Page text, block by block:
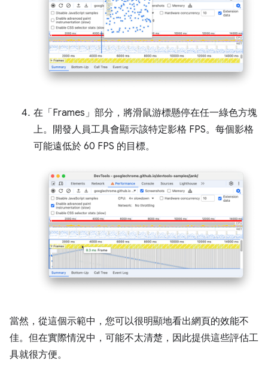
在「Frames」 部分，將滑鼠游標懸停在任一綠色方塊
上。開發人員工具會顯示該特定影格 FPS。每個影格
可能遠低於 60 FPS 的目標。
當然，從這個示範中，您可以很明顯地看出網頁的效能不
佳。但在實際情況中，可能不太清楚，因此提供這些評估工
具就很方便。